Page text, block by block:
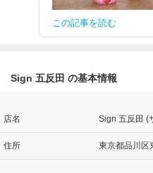
この記事を読む
Sign 五反田 の基本情報
店名 Sign 五反田 (
住所 東京都品川区